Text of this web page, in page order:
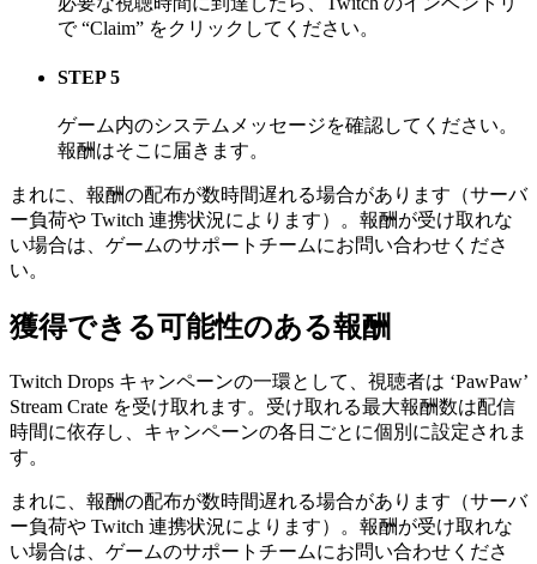
で “Claim” をクリックしてください。
STEP 5
ゲーム内のシステムメッセージを確認してください。
報酬はそこに届きます。
まれに、報酬の配布が数時間遅れる場合があります（サーバ
ー負荷や Twitch 連携状況によります）。報酬が受け取れな
い場合は、ゲームのサポートチームにお問い合わせくださ
い。
獲得できる可能性のある報酬
Twitch Drops キャンペーンの一環として、視聴者は ‘PawPaw’
Stream Crate を受け取れます。受け取れる最大報酬数は配信
時間に依存し、キャンペーンの各日ごとに個別に設定されま
す。
まれに、報酬の配布が数時間遅れる場合があります（サーバ
ー負荷や Twitch 連携状況によります）。報酬が受け取れな
い場合は、ゲームのサポートチームにお問い合わせくださ